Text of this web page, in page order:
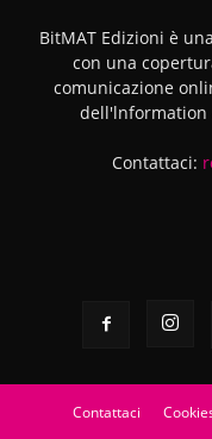
BitMAT Edizioni è
con una
comunicazione
dell'lnformation
Contattaci:
Contattaci